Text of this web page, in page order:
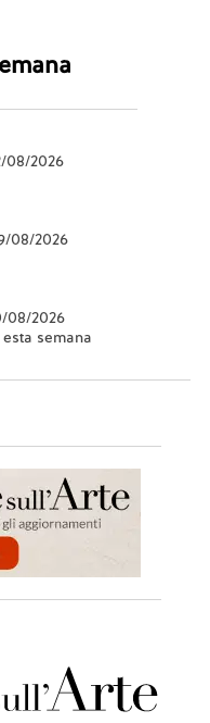
08/2026
08/2026
08/2026
semana